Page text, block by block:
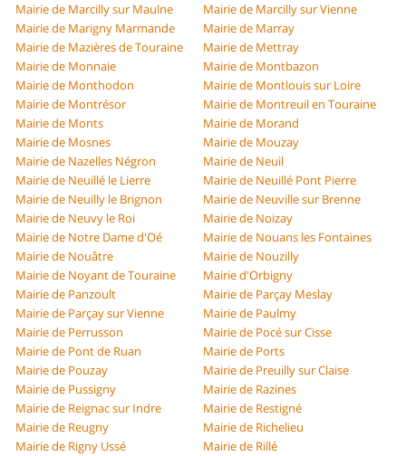
Mairie de Marcilly sur Maulne
Mairie de Marcilly sur Vienne
Mairie de Marigny Marmande
Mairie de Marray
Mairie de Mazières de Touraine
Mairie de Mettray
Mairie de Monnaie
Mairie de Montbazon
Mairie de Monthodon
Mairie de Montlouis sur Loire
Mairie de Montrésor
Mairie de Montreuil en Touraine
Mairie de Monts
Mairie de Morand
Mairie de Mosnes
Mairie de Mouzay
Mairie de Nazelles Négron
Mairie de Neuil
Mairie de Neuillé le Lierre
Mairie de Neuillé Pont Pierre
Mairie de Neuilly le Brignon
Mairie de Neuville sur Brenne
Mairie de Neuvy le Roi
Mairie de Noizay
Mairie de Notre Dame d'Oé
Mairie de Nouans les Fontaines
Mairie de Nouâtre
Mairie de Nouzilly
Mairie de Noyant de Touraine
Mairie d'Orbigny
Mairie de Panzoult
Mairie de Parçay Meslay
Mairie de Parçay sur Vienne
Mairie de Paulmy
Mairie de Perrusson
Mairie de Pocé sur Cisse
Mairie de Pont de Ruan
Mairie de Ports
Mairie de Pouzay
Mairie de Preuilly sur Claise
Mairie de Pussigny
Mairie de Razines
Mairie de Reignac sur Indre
Mairie de Restigné
Mairie de Reugny
Mairie de Richelieu
Mairie de Rigny Ussé
Mairie de Rillé